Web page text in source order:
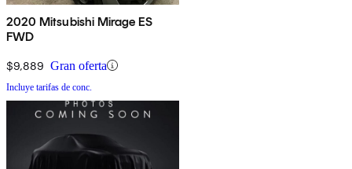
2020 Mitsubishi Mirage ES
FWD
$9,889 Gran oferta
Incluye tarifas de conc.